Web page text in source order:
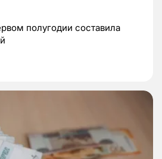
полугодии составила